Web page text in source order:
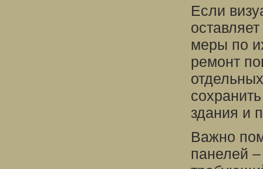
Если
меры по
ремонт
здания и
Важно
панелей